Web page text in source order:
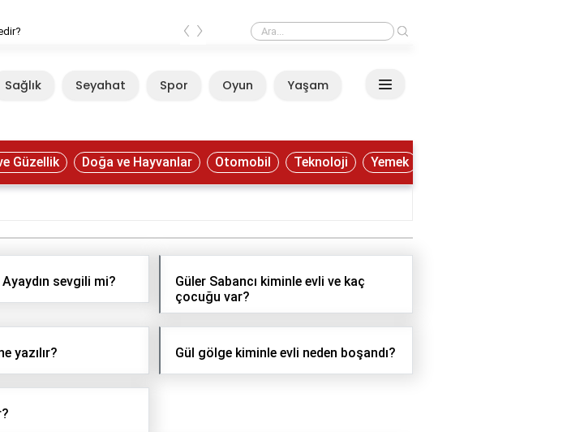
F Klavye en hızlı nasıl öğrenilir?
‹ ›
Sağlık Seyahat Spor Oyun Yaşam
Güzellik Doğa ve Hayvanlar Otomobil Teknoloji Yemek
sevgili mi?
Güler Sabancı kiminle evli ve kaç
çocuğu var?
yazılır? Gül gölge kiminle evli neden boşandı?